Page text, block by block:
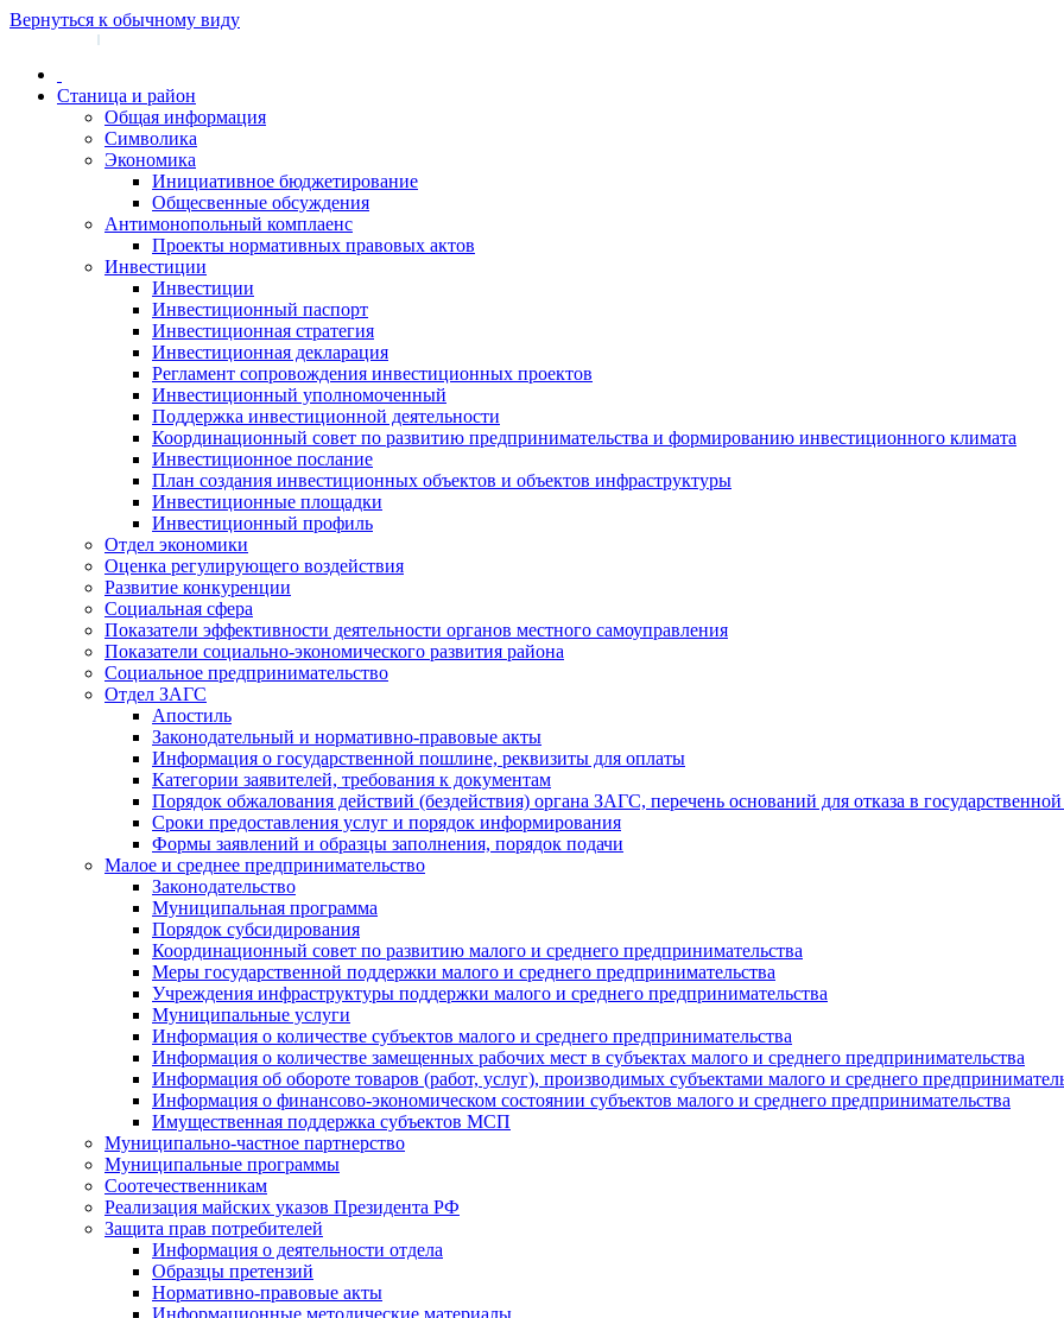
Вернуться к обычному виду
|
Станица и район
Общая информация
Символика
Экономика
Инициативное бюджетирование
Общесвенные обсуждения
Антимонопольный комплаенс
Проекты нормативных правовых актов
Инвестиции
Инвестиции
Инвестиционный паспорт
Инвестиционная стратегия
Инвестиционная декларация
Регламент сопровождения инвестиционных проектов
Инвестиционный уполномоченный
Поддержка инвестиционной деятельности
Координационный совет по развитию предпринимательства и формированию инвестиционного климата
Инвестиционное послание
План создания инвестиционных объектов и объектов инфраструктуры
Инвестиционные площадки
Инвестиционный профиль
Отдел экономики
Оценка регулирующего воздействия
Развитие конкуренции
Социальная сфера
Показатели эффективности деятельности органов местного самоуправления
Показатели социально-экономического развития района
Социальное предпринимательство
Отдел ЗАГС
Апостиль
Законодательный и нормативно-правовые акты
Информация о государственной пошлине, реквизиты для оплаты
Категории заявителей, требования к документам
Порядок обжалования действий (бездействия) органа ЗАГС, перечень оснований для отказа в
Сроки предоставления услуг и порядок информирования
Формы заявлений и образцы заполнения, порядок подачи
Малое и среднее предпринимательство
Законодательство
Муниципальная программа
Порядок субсидирования
Координационный совет по развитию малого и среднего предпринимательства
Меры государственной поддержки малого и среднего предпринимательства
Учреждения инфраструктуры поддержки малого и среднего предпринимательства
Муниципальные услуги
Информация о количестве субъектов малого и среднего предпринимательства
Информация о количестве замещенных рабочих мест в субъектах малого и среднего предпринимательства
Информация об обороте товаров (работ, услуг), производимых субъектами малого и среднего
Информация о финансово-экономическом состоянии субъектов малого и среднего предпринимательства
Имущественная поддержка субъектов МСП
Муниципально-частное партнерство
Муниципальные программы
Соотечественникам
Реализация майских указов Президента РФ
Защита прав потребителей
Информация о деятельности отдела
Образцы претензий
Нормативно-правовые акты
Информационные методические материалы